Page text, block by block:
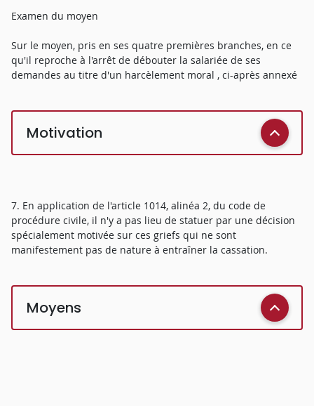
Examen du moyen
Sur le moyen, pris en ses quatre premières branches, en ce
qu'il reproche à l'arrêt de débouter la salariée de ses
demandes au titre d'un harcèlement moral , ci-après annexé
Motivation
7. En application de l'article 1014, alinéa 2, du code de
procédure civile, il n'y a pas lieu de statuer par une décision
spécialement motivée sur ces griefs qui ne sont
manifestement pas de nature à entraîner la cassation.
Moyens